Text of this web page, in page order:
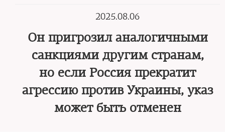
2025.08.06
Он пригрозил аналогичными
санкциями другим странам,
но если Россия прекратит
агрессию против Украины, указ
может быть отменен